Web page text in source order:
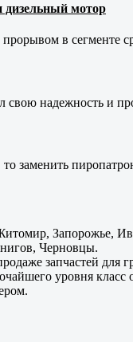
дизельный мотор
в сегменте
надежность и
заменить
Запорожье,
Черновцы.
запчастей
уровня